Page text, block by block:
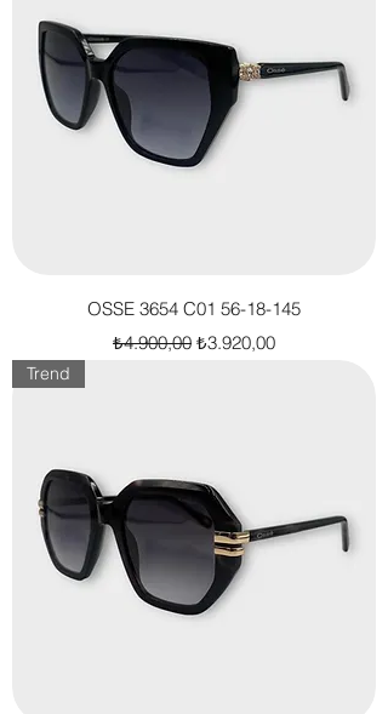
OSSE 3654 C01 56-18-145
Normal Fiyat
₺4.900,00 İndirimli Fiyat
₺3.920,00
Trend